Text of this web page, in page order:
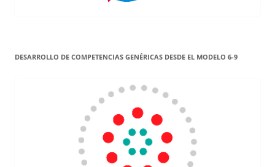
DESARROLLO DE COMPETENCIAS GENÉRICAS DESDE EL MODELO 6-9